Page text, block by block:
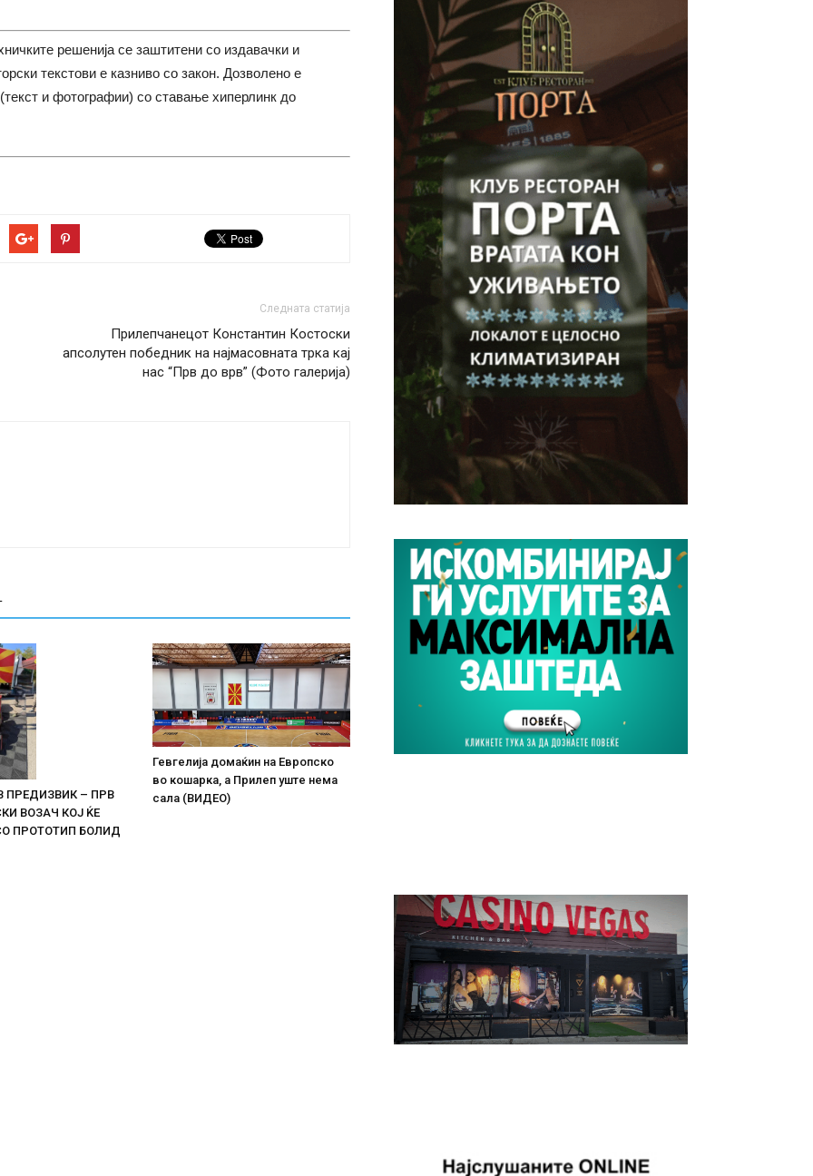
решенија се заштитени со издавачки и
текстови е казниво со закон. Дозволено е
и фотографии) со ставање хиперлинк до
Следната статија
Прилепчанецот Константин Костоски
апсолутен победник на најмасовната трка кај
нас “Прв до врв” (Фото галерија)
ПРЕДИЗВИК – ПРВ
ВОЗАЧ КОЈ ЌЕ
ПРОТОТИП БОЛИД
Гевгелија домаќин на Европско
во кошарка, а Прилеп уште нема
сала (ВИДЕО)